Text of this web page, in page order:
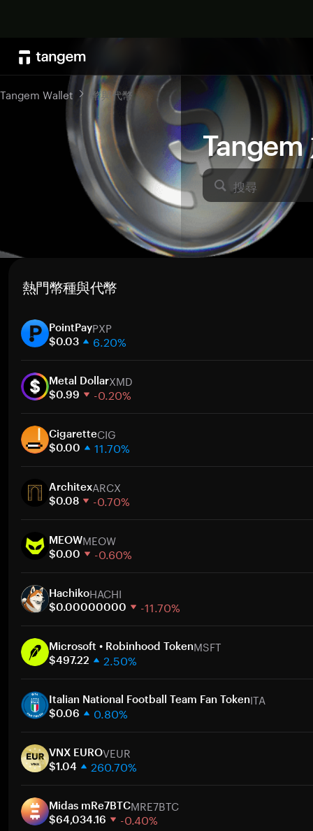
Tangem
搜尋
Tangem Wallet 幣與代幣
熱門幣種與代幣
PointPayPXP
$0.03 6.20%
30 天
市值
Metal DollarXMD
$0.99 -0.20%
30 天
市值
CigaretteCIG
$0.00 11.70%
30 天
市值
ArchitexARCX
$0.08 -0.70%
30 天
市值
MEOWMEOW
$0.00 -0.60%
30 天
市值
HachikoHACHI
$0.00000000 -11.70%
30 天
市值
Microsoft • Robinhood TokenMSFT
$497.22 2.50%
30 天
市值
Italian National Football Team Fan TokenITA
$0.06 0.80%
30 天
市值
VNX EUROVEUR
$1.04 260.70%
30 天
市值
Midas mRe7BTCMRE7BTC
$64,034.16 -0.40%